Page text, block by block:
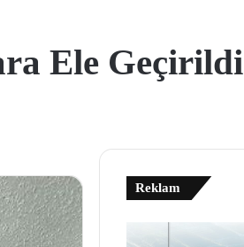
Ele Geçirildi
Reklam